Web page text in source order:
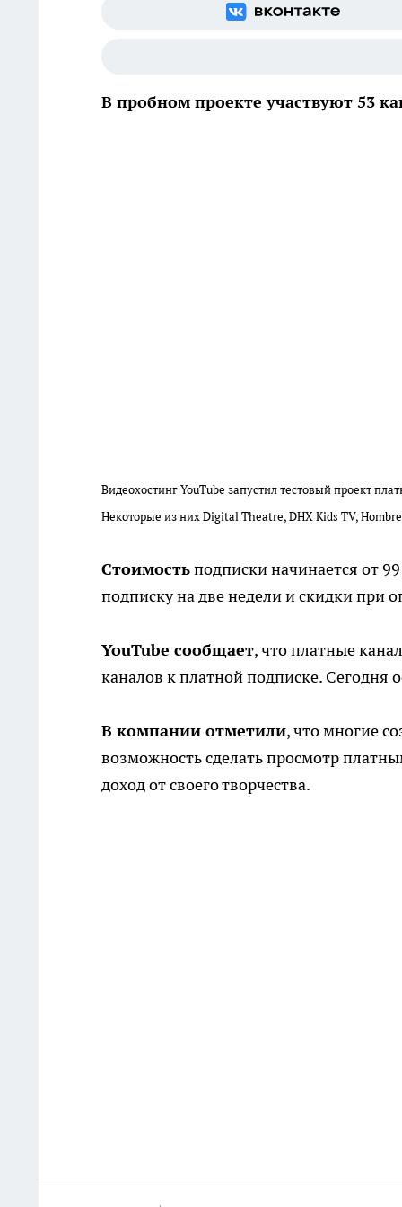
В пробном проекте участвуют 53
Видеохостинг YouTube запустил тестовый проект
Некоторые из них Digital Theatre, DHX Kids TV,
Стоимостьподписки начинается от
подписку на две недели и скидки при
YouTube сообщает, что платные
каналов к платной подписке. Сегодня
В компании отметили, что многие
возможность сделать просмотр
доход от своего творчества.